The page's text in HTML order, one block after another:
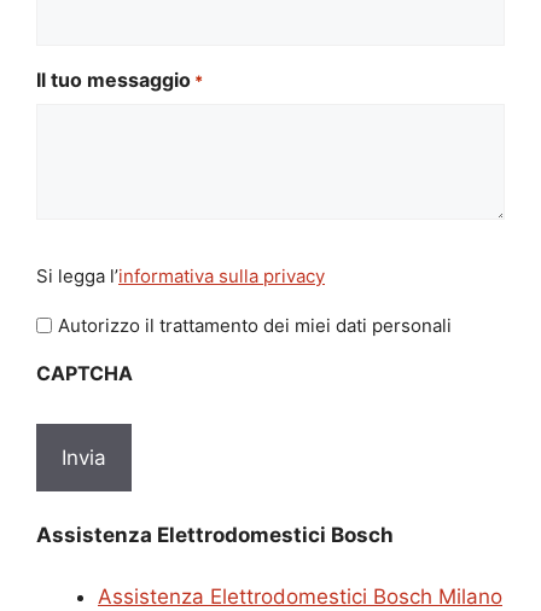
Il tuo messaggio *
legga
l'informativa
privacy
Si legga l’informativa sulla privacy
Autorizzo il trattamento dei miei dati personali
CAPTCHA
Assistenza Elettrodomestici Bosch
Assistenza Elettrodomestici Bosch Milano